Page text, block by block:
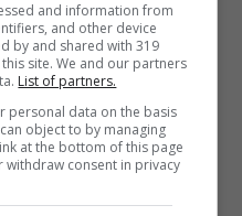
and information from
and other device
by and shared with 319
site. We and our partners
List of partners.
personal data on the basis
object to by managing
at the bottom of this page
withdraw consent in privacy